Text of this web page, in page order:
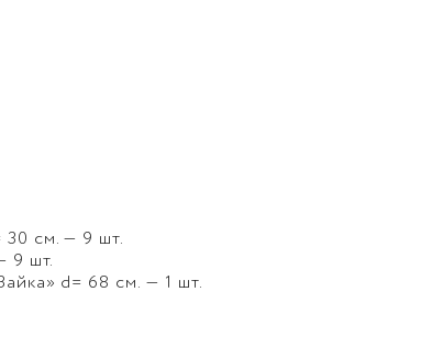
30 см. — 9 шт.
9 шт.
d= 68 см. — 1 шт.